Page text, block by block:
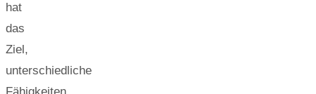
hat
das
Ziel,
unterschiedliche